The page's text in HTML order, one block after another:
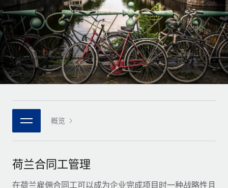
外包复杂雇佣任务
基础设施
Remote Embedded
将人力资源无缝融入工作流程
团队的内置核心人力资源功能
连接 新的
使用我们的 MCP 将任何人工智能工具与 Remote 平台相连
借助核心业务工具简化流程
初创企业
为成长型企业量身打造的全球敏捷型人力资源与薪资解决方案
中型市场
通过定制化人力资源解决方案扩展团队
企业
与我们携手合作
战略技术合作伙伴
与我们共探合作机遇
通过 REMOTE 学习
研究与指引
案例研究
人力资源术语表
核对表和模板
职位描述库
网络研讨会
活动
新闻室
Français
Deutsch
Español
Italiano
Português (Portugal)
日本語
한국어
中文（简体）
概览
荷兰合同工管理
在荷兰雇佣合同工可以成为企业完成项目时一种战略性且